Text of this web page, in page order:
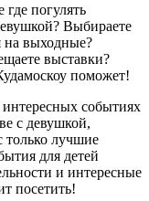
погулять
Выбираете
на выходные?
выставки?
поможет!
событиях
с девушкой,
лучшие
для детей
и интересные
посетить!